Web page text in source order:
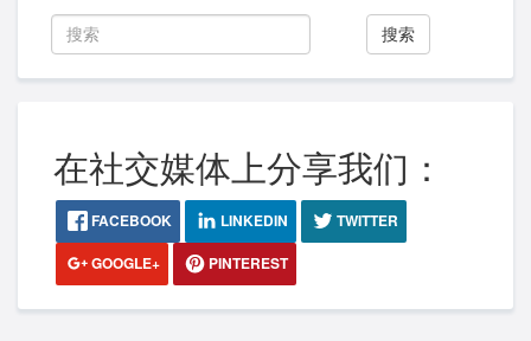
搜索
在社交媒体上分享我们：
FACEBOOK LINKEDIN
TWITTER
GOOGLE+
PINTEREST